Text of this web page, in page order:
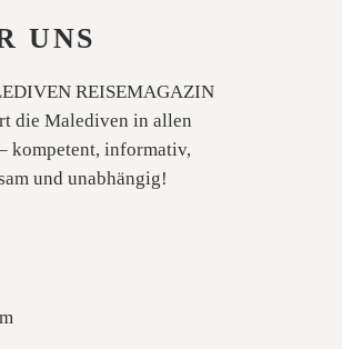
UNS
REISEMAGAZIN
die Malediven in allen
kompetent, informativ,
und unabhängig!